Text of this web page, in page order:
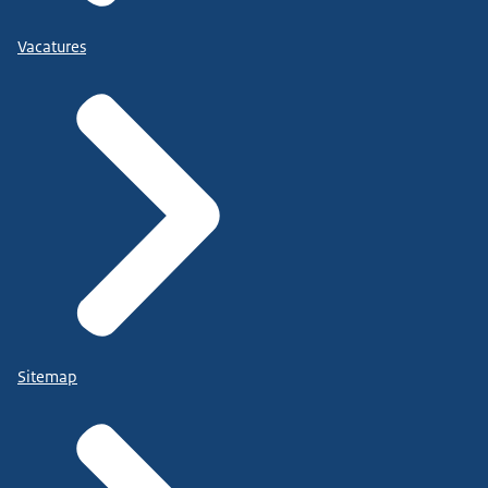
Vacatures
Sitemap